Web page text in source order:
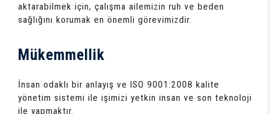
aktarabilmek için, çalışma ailemizin ruh ve beden
sağlığını korumak en önemli görevimizdir.
Mükemmellik
İnsan odaklı bir anlayış ve ISO 9001:2008 kalite
yönetim sistemi ile işimizi yetkin insan ve son teknoloji
ile yapmaktır.